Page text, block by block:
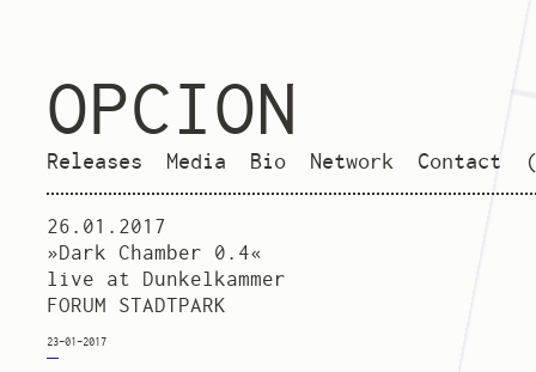
OPCION
Releases Media Bio Network Contact
26.01.2017
»Dark Chamber 0.4«
live at Dunkelkammer
FORUM STADTPARK
23-01-2017